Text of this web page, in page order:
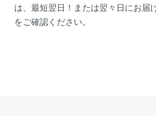
は、最短翌日！または翌々日にお届
をご確認ください。